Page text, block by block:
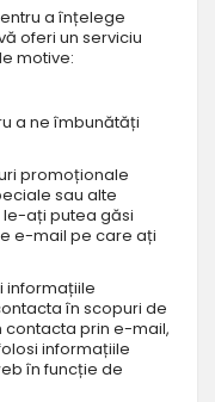
a înțelege
oferi un serviciu
motive:
a ne îmbunătăți
promoționale
sau alte
ați putea găsi
e-mail pe care ați
informațiile
în scopuri de
prin e-mail,
informațiile
în funcție de